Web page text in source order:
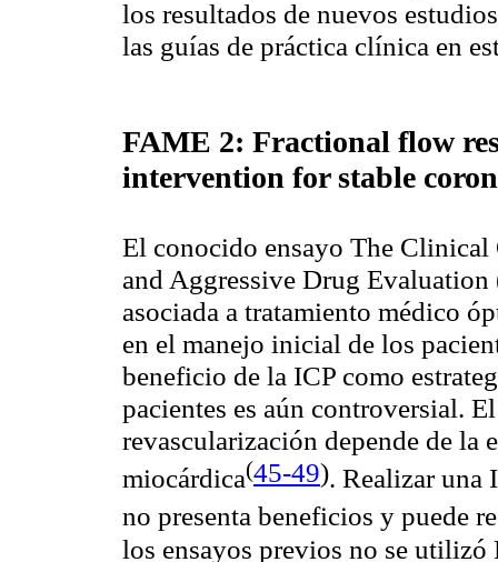
los resultados de nuevos
las guías de práctica clínica en
FAME 2: Fractional flow
intervention for stable
El conocido ensayo The
and Aggressive Drug
asociada a tratamiento médico
en el manejo inicial de los
beneficio de la ICP como
pacientes es aún controversial.
revascularización depende de la
miocárdica(45-49). Realizar una
no presenta beneficios y puede
los ensayos previos no se utilizó